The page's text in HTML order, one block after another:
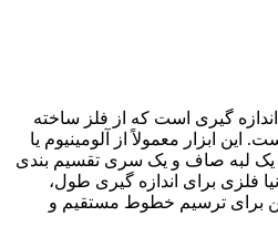
گیری است که از فلز ساخته
این ابزار معمولاً از آلومینیوم یا
یک لبه صاف و یک سری تقسیم بندی
برای اندازه گیری طول،
برای ترسیم خطوط مستقیم و